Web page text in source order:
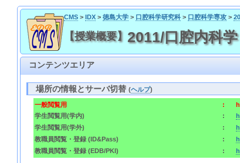
CMS> IDX> 徳島大学> 口腔科学研究科> 口腔科学専攻>
【授業概要】 2011/口腔内科
コンテンツエリア
場所の情報とサーバ切替(ヘルプ)
一般閲覧用 :
学生閲覧用(学内)
:
学生閲覧用(学外)
:
教職員閲覧・登録 (ID&Pass)
:
教職員閲覧・登録 (EDB/PKI)
: